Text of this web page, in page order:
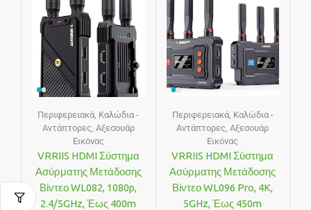
Περιφερειακά Καλώδια -
Αντάπτορες, Αξεσουάρ
Εικόνας
VRRIIS HDMI Σύστημα
Ασύρματης Μετάδοσης
Βίντεο WL082, 1080p,
2.4/5GHz, Έως 400m
Περιφερειακά, Καλώδια -
Αντάπτορες ,Αξεσουάρ
Εικόνας
VRRIIS HDMI Σύστημα
Ασύρματης Μετάδοσης
Βίντεο WL096 Pro, 4K,
5GHz, Έως 450m